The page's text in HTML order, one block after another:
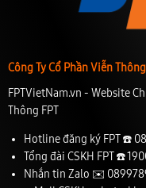
Công Ty Cổ Phần Viễn
FPTVietNam.vn - Website
Thông FPT
Hotline đăng ký FPT ☎️
Tổng đài CSKH FPT ☎️
Nhắn tin Zalo ✉️